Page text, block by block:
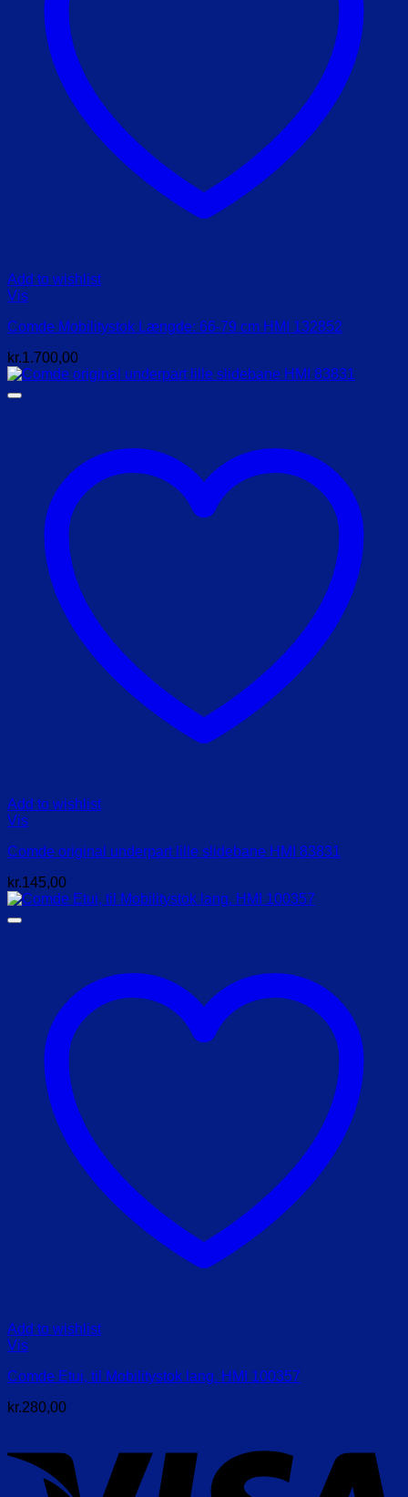
Add to wishlist
Vis
Comde Mobilitystok Længde: 66-79 cm HMI 132852
kr.1.700,00
Add to wishlist
Vis
Comde original underpart lille slidebane HMI 83831
kr.145,00
Add to wishlist
Vis
Comde Etui, til Mobilitystok lang. HMI 100357
kr.280,00